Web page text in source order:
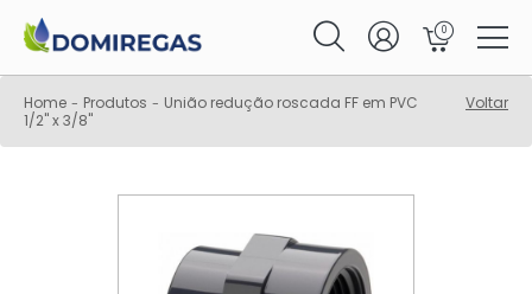
0
Home - Produtos - União redução roscada FF em PVC
1/2" x 3/8"
Voltar